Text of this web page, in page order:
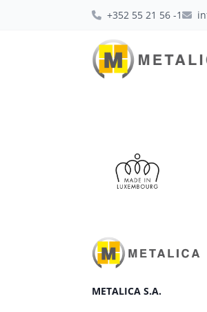
+352 55 21 56 -1
METALICA S.A.